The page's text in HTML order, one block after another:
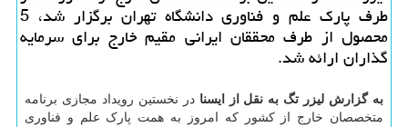
طرف پارک علم و فناوری دانشگاه تهران برگزار شد، 5
محصول از طرف محققان ایرانی مقیم خارج برای سرمایه
گذاران ارائه شد.
به گزارش لیزر تگ به نقل از ایسنا در نخستین رویداد مجازی برنامه
متخصصان خارج از کشور که امروز به همت پارک علم و فناوری